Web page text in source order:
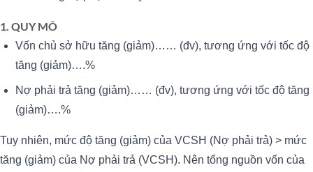
1. QUY MÔ
Vốn chủ sở hữu tăng (giảm)…… (đv), tương ứng với tốc độ
tăng (giảm)….%
Nợ phải trả tăng (giảm)…… (đv), tương ứng với tốc độ tăng
(giảm)….%
Tuy nhiên, mức độ tăng (giảm) của VCSH (Nợ phải trả) > mức
tăng (giảm) của Nợ phải trả (VCSH). Nên tổng nguồn vốn của